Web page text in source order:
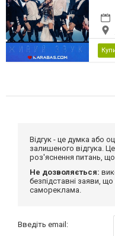
Відгук - це думка або
залишеного відгука.
роз'яснення питань, що
Не дозволяється:
безпідставні заяви,
самореклама.
Введіть email: